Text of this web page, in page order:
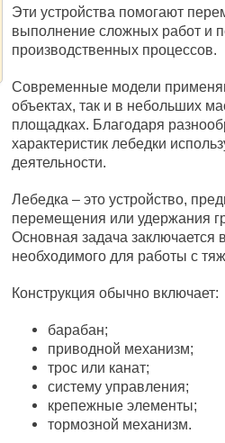
Эти устройства помогают
выполнение сложных работ и
производственных процессов.
Современные модели
объектах, так и в небольших
площадках. Благодаря
характеристик лебедки
деятельности.
Лебедка – это устройство,
перемещения или удержания
Основная задача заключается
необходимого для работы с
Конструкция обычно включает:
барабан;
приводной механизм;
трос или канат;
систему управления;
крепежные элементы;
тормозной механизм.